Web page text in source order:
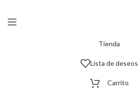
Tienda
Lista de deseos
Carrito